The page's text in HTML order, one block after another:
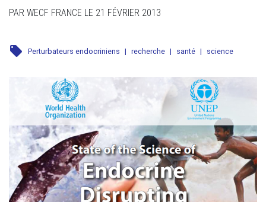
PAR WECF FRANCE LE 21 FÉVRIER 2013
local_offer Perturbateurs endocriniens | recherche | santé | science